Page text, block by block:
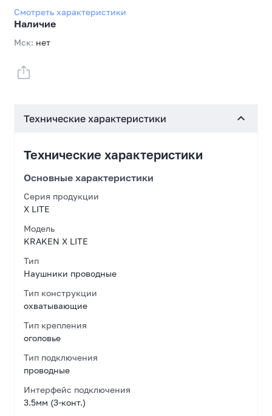
диапазон наушников: 12-28000 Гц, Наличие микрофона:
Да, Частотный диапазон микрофона: 100-10000 Гц
Смотреть характеристики
Наличие
Мск: нет
Технические характеристики
Технические характеристики
Основные характеристики
Серия продукции
X LITE
Модель
KRAKEN X LITE
Тип
Наушники проводные
Тип конструкции
охватывающие
Тип крепления
оголовье
Тип подключения
проводные
Интерфейс подключения
3.5мм (3-конт.)